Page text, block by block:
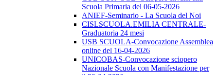
Scuola Primaria del 06-05-2026
ANIEF-Seminario - La Scuola del Noi
CISLSCUOLA.EMILIA CENTRALE-
Graduatoria 24 mesi
USB SCUOLA-Convocazione Assemblea
online del 16-04-2026
UNICOBAS-Convocazione sciopero
Nazionale Scuola con Manifestazione per